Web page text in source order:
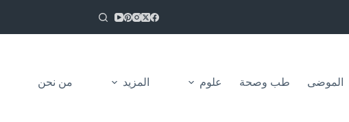
الموضى طب وصحة علوم المزيد من نحن